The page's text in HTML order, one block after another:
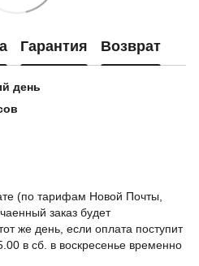
Гарантия Возврат
день
(по тарифам Новой Почты,
заказ будет
же день, если оплата поступит
в сб. в воскресенье временно